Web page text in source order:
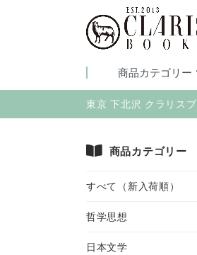
商品カテゴリー
東京 下北沢 クラリス
商品カテゴリー
すべて（新入荷順）
哲学思想
日本文学